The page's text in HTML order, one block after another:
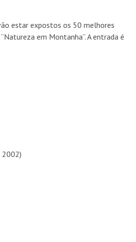
estar expostos os 50 melhores
em Montanha”. A entrada é
2002)